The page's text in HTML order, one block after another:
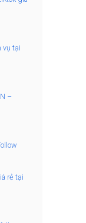
vụ tại
–
rẻ tại